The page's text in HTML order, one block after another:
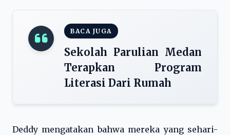
BACA JUGA
Sekolah Parulian Medan
Terapkan Program
Literasi Dari Rumah
Deddy mengatakan bahwa mereka yang sehari-